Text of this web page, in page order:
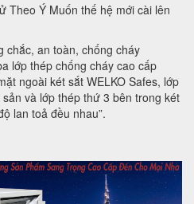
Theo Ý Muốn thế hệ mới cài lên
chắc, an toàn, chống cháy
lớp thép chống cháy cao cấp
ngoài két sắt WELKO Safes, lớp
và lớp thép thứ 3 bên trong két
lan toả đều nhau”.